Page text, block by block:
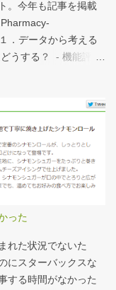
かりづらいはずだ。
ズの模型なので、そ
聞記事（ （まちの記
タル ）を見れば、
れない。しかし、ヒ
ポジションが分かり
ているので大きさを
バコの箱を横に並べ
ご時世、タバコはNG
。今年も記事を掲載
データから考える
うする？ - 機能評価
く見直されるよう
というのが記事の主
各方面から「話が長
が話した方がよいと
った
れた状況でないた
にスターバックスな
する時間がなかった